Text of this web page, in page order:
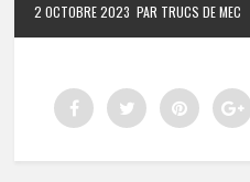
2 OCTOBRE 2023 PAR TRUCS DE MEC